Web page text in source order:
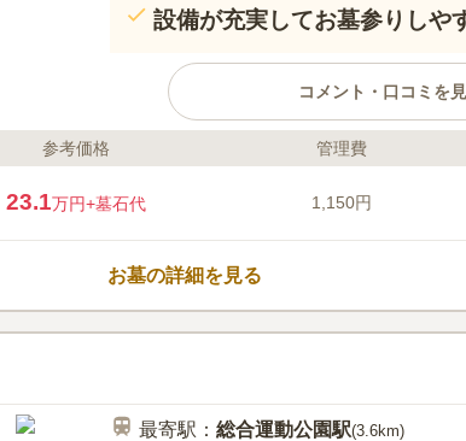
設備が充実してお墓参りしや
コメント・口コミを
ライフドット編集部のコメント
とに位置する公園墓地だけに市街
湾を一望できます。お墓の近くま
いバリアフリー設計のため、ご年配
てお参りいただけます。 また、園
務所などの施設も充実しており、
しいただけます。周辺には史跡や
最寄り駅に大型店舗内に花屋が
能。買い忘れた場合は、霊園の中に花屋が
る。但し、飲食ができる場所は霊園の中には
参考価格 管理費
23.1万円+墓石代 1,150円
お墓の詳細を見る
最寄駅： 総合運動公園駅(3.6km)